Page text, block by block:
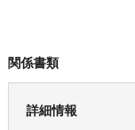
関係書類
詳細情報